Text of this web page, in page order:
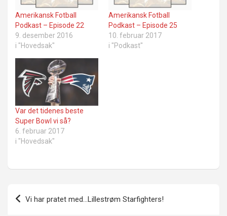
Amerikansk Fotball
Podkast – Episode 22
9. desember 2016
i "Hovedsak"
Amerikansk Fotball
Podkast – Episode 25
10. februar 2017
i "Podkast"
Var det tidenes beste
Super Bowl vi så?
6. februar 2017
i "Hovedsak"
Innleggsnavigasjon
Vi har pratet med…Lillestrøm Starfighters!